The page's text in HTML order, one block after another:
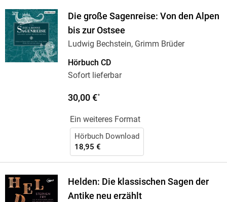
Die große Sagenreise: Von den Alpen
bis zur Ostsee
Ludwig Bechstein, Grimm Brüder
Hörbuch CD
Sofort lieferbar
30,00 €*
Ein weiteres Format
Hörbuch Download
18,95 €
Helden: Die klassischen Sagen der
Antike neu erzählt